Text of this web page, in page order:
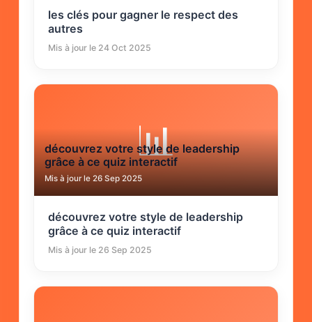
les clés pour gagner le respect des
autres
Mis à jour le 24 Oct 2025
📊
découvrez votre style de leadership
grâce à ce quiz interactif
Mis à jour le 26 Sep 2025
découvrez votre style de leadership
grâce à ce quiz interactif
Mis à jour le 26 Sep 2025